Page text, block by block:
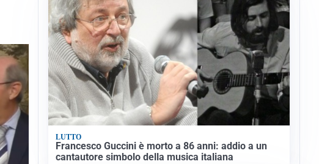
LUTTO
Francesco Guccini è morto a 86 anni: addio a un
cantautore simbolo della musica italiana